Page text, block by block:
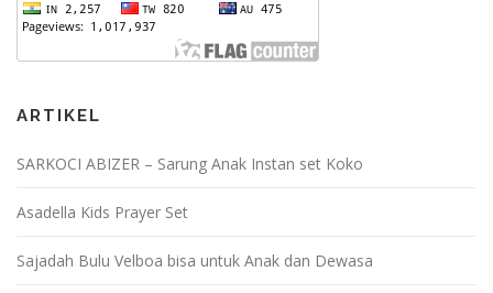
ARTIKEL
SARKOCI ABIZER – Sarung Anak Instan set Koko
Asadella Kids Prayer Set
Sajadah Bulu Velboa bisa untuk Anak dan Dewasa